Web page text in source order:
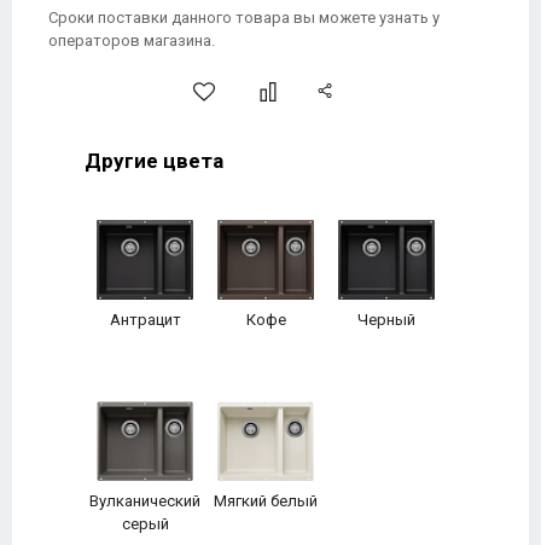
Сроки поставки данного товара вы можете узнать у
операторов магазина.
Другие цвета
Антрацит Кофе Черный
Вулканический
серый
Мягкий белый